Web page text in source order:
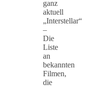
ganz
aktuell
„Interstellar“
–
Die
Liste
an
bekannten
Filmen,
die